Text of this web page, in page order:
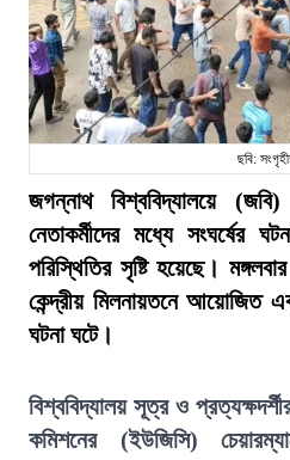
ছবি:
জগন্নাথ বিশ্ববিদ্যালয়ে
নেতাকর্মীদের মধ্যে সংঘর্ষের
পরিস্থিতির সৃষ্টি হয়েছে।
কেন্দ্রীয় মিলনায়তনে আয়োজিত
ঘটনা ঘটে।
বিশ্ববিদ্যালয় সূত্র ও
কমিশনের (ইউজিসি)